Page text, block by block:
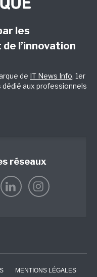
les
l’innovation
de IT News Info, 1er
aux professionnels
réseaux
MENTIONS LÉGALES